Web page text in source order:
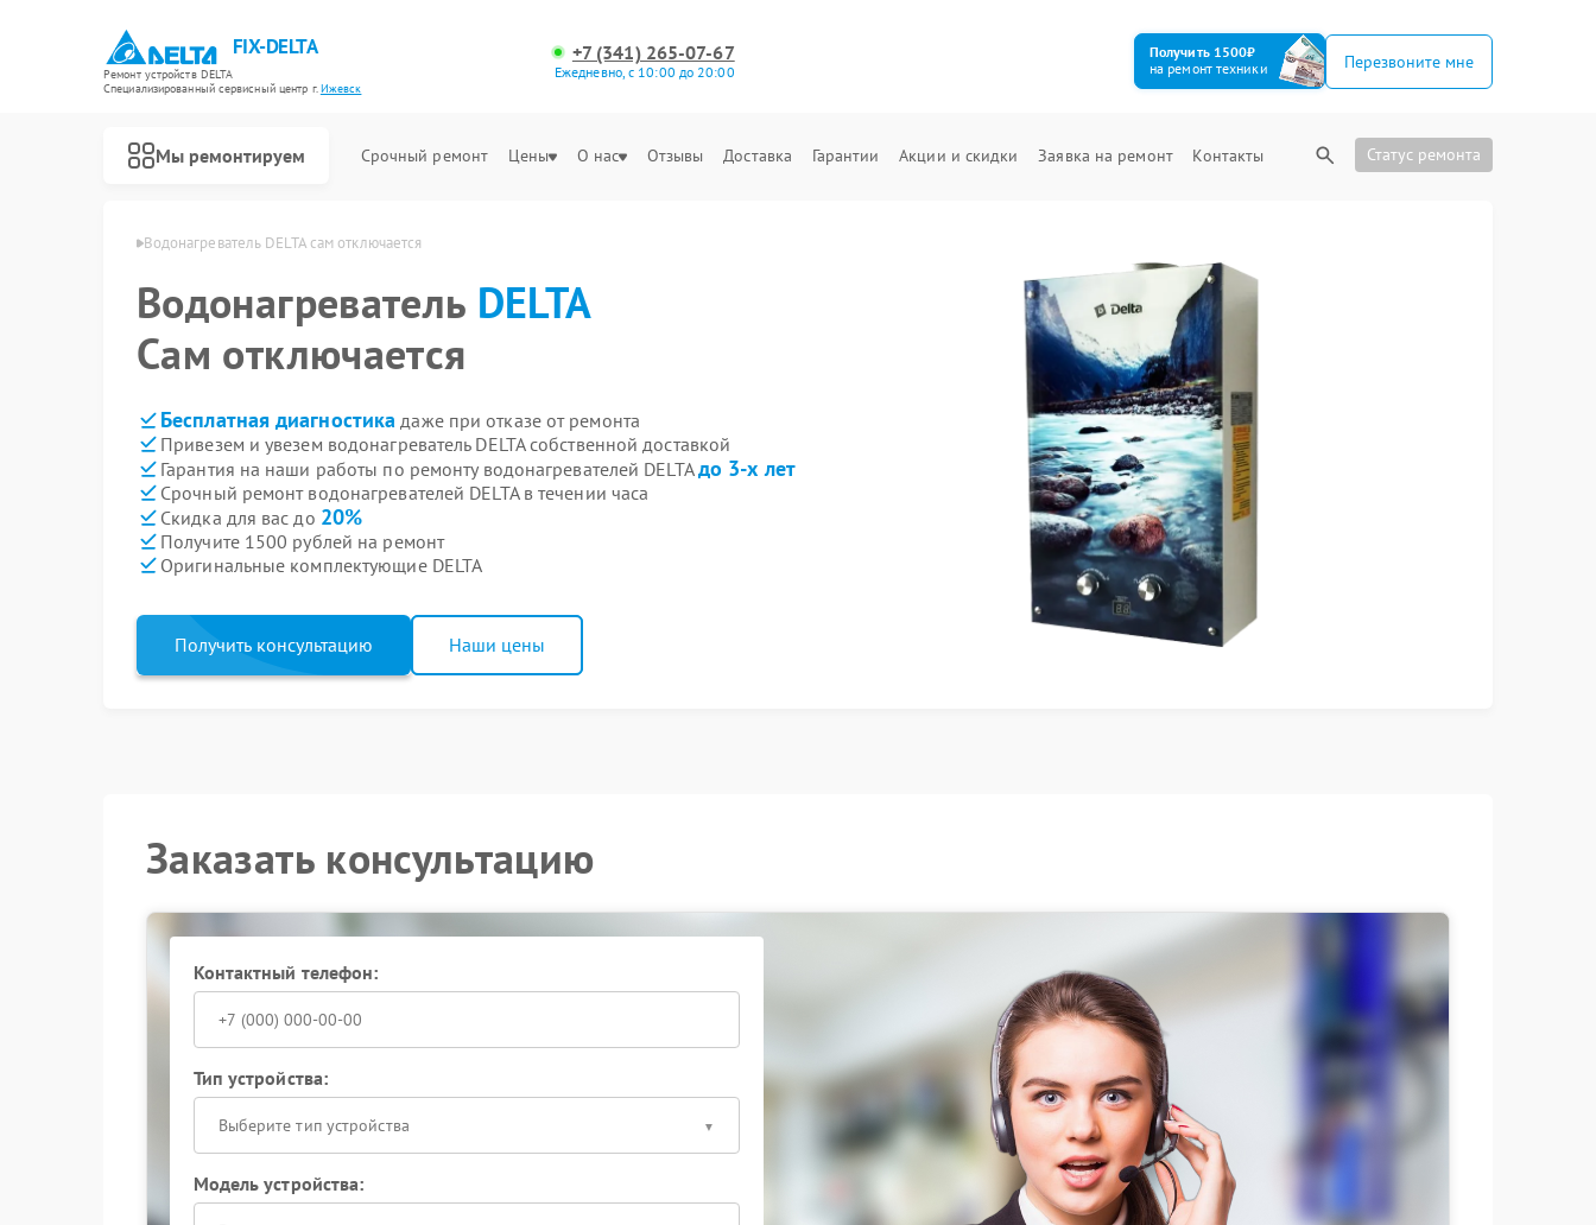
FIX-DELTA
Ремонт устройств DELTA
Специализированный cервисный центр г.Ижевск
+7 (341) 265-07-67
Ежедневно, с 10:00 до 20:00
Получить 1500₽
на ремонт техники
Перезвоните мне
Мы ремонтируем Срочный ремонт Цены О нас Отзывы Доставка Гарантии Акции и скидки Заявка на ремонт Контакты Статус ремонта
Водонагреватель DELTA сам отключается
Водонагреватель DELTA
Сам отключается
Бесплатная диагностика даже при отказе от ремонта
Привезем и увезем водонагреватель DELTA собственной доставкой
Гарантия на наши работы по ремонту водонагревателей DELTAдо 3-х лет
Срочный ремонт водонагревателей DELTA в течении часа
Скидка для вас до 20%
Получите 1500 рублей на ремонт
Оригинальные комплектующие DELTA
Получить консультацию Наши цены
Заказать консультацию
Контактный телефон:
Тип устройства:
Выберите тип устройства
Модель устройства: